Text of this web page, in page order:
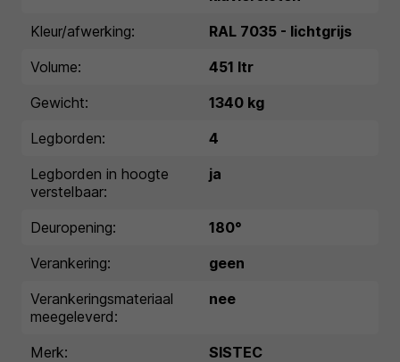
Kleur/afwerking:
RAL 7035 - lichtgrijs
Volume:
451 ltr
Gewicht:
1340 kg
Legborden:
4
Legborden in hoogte
verstelbaar:
ja
Deuropening:
180°
Verankering:
geen
Verankeringsmateriaal
meegeleverd:
nee
Merk:
SISTEC